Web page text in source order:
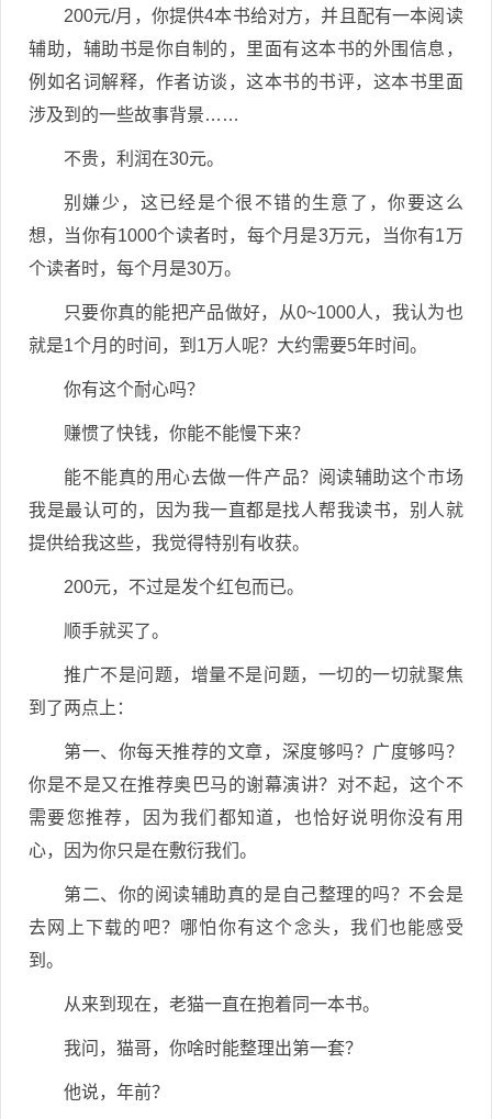
200元/月，你提供4本书给对方，并且配有一本阅读
辅助，辅助书是你自制的，里面有这本书的外围信息，
例如名词解释，作者访谈，这本书的书评，这本书里面
涉及到的一些故事背景……
不贵，利润在30元。
别嫌少，这已经是个很不错的生意了，你要这么
想，当你有1000个读者时，每个月是3万元，当你有1万
个读者时，每个月是30万。
只要你真的能把产品做好，从0~1000人，我认为也
就是1个月的时间，到1万人呢？大约需要5年时间。
你有这个耐心吗？
赚惯了快钱，你能不能慢下来？
能不能真的用心去做一件产品？阅读辅助这个市场
我是最认可的，因为我一直都是找人帮我读书，别人就
提供给我这些，我觉得特别有收获。
200元，不过是发个红包而已。
顺手就买了。
推广不是问题，增量不是问题，一切的一切就聚焦
到了两点上：
第一、你每天推荐的文章，深度够吗？广度够吗？
你是不是又在推荐奥巴马的谢幕演讲？对不起，这个不
需要您推荐，因为我们都知道，也恰好说明你没有用
心，因为你只是在敷衍我们。
第二、你的阅读辅助真的是自己整理的吗？不会是
去网上下载的吧？哪怕你有这个念头，我们也能感受
到。
从来到现在，老猫一直在抱着同一本书。
我问，猫哥，你啥时能整理出第一套？
他说，年前？